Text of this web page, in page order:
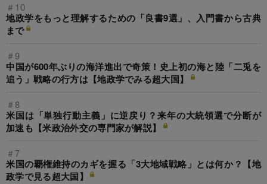
＃10
地政学をもっと理解するための「良書9選」、入門書から古典
まで
＃9
中国が600年ぶりの海洋進出で奇策！史上初の海と陸「二兎を
追う」戦略の行方は【地政学でみる超大国】
＃8
米国は「単独行動主義」に逆戻り？来年の大統領選で分断が
加速も【米政治外交の専門家が解説】
＃7
米国の覇権維持のカギを握る「3大地域戦略」とは何か？【地
政学で見る超大国】